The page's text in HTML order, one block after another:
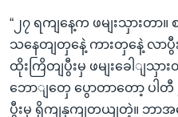
“၂၇ ရကျနေ့က ဖမျးသှားတ
သနေတျတှနေဲ့ ကားတှနေဲ့ လာပွီး
ထိုးကြိတျပွီးမှ ဖမျးခေါျသှား
ဘောျတှေ ပွောတာတော့ ပါတီ
ပွီးမှ ရိုကျနှကျတယျတဲ့။ ဘာအ